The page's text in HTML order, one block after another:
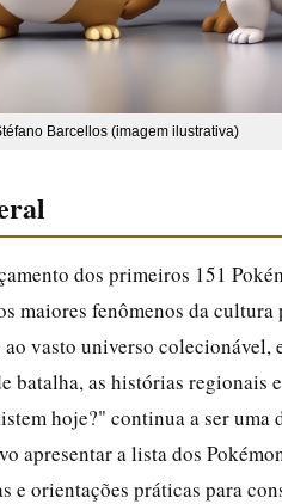
Barcellos (imagem ilustrativa)
dos primeiros 151
maiores fenômenos da
vasto universo colecionável,
batalha, as histórias regionais
hoje?" continua a ser uma
apresentar a lista dos
e orientações práticas para